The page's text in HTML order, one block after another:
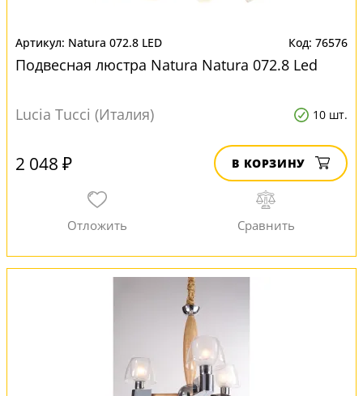
Natura 072.8 LED 76576
Подвесная люстра Natura Natura 072.8 Led
Lucia Tucci (Италия) 10 шт.
2 048 ₽ В КОРЗИНУ